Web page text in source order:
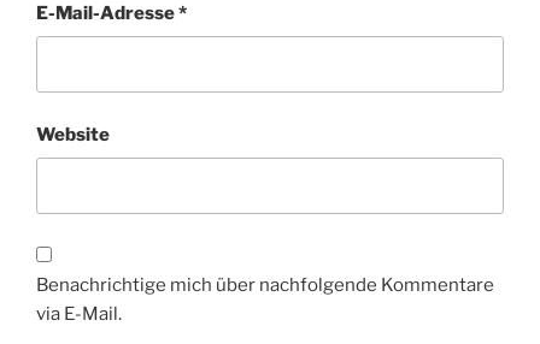
E-Mail-Adresse*
Website
Benachrichtige mich über nachfolgende Kommentare
via E-Mail.